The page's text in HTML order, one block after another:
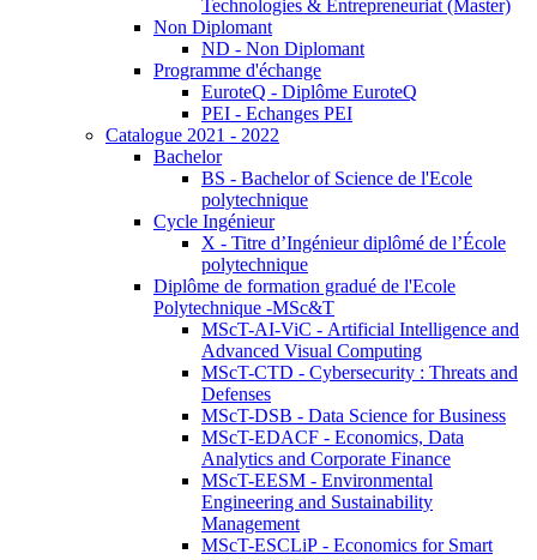
Technologies & Entrepreneuriat (Master)
Non Diplomant
ND - Non Diplomant
Programme d'échange
EuroteQ - Diplôme EuroteQ
PEI - Echanges PEI
Catalogue 2021 - 2022
Bachelor
BS - Bachelor of Science de l'Ecole
polytechnique
Cycle Ingénieur
X - Titre d’Ingénieur diplômé de l’École
polytechnique
Diplôme de formation gradué de l'Ecole
Polytechnique -MSc&T
MScT-AI-ViC - Artificial Intelligence and
Advanced Visual Computing
MScT-CTD - Cybersecurity : Threats and
Defenses
MScT-DSB - Data Science for Business
MScT-EDACF - Economics, Data
Analytics and Corporate Finance
MScT-EESM - Environmental
Engineering and Sustainability
Management
MScT-ESCLiP - Economics for Smart